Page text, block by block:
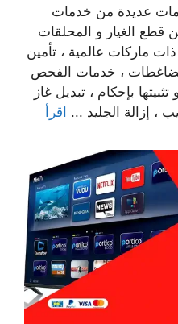
عديدة من خدمات
قطع الغيار و المحلقات
ذات ماركات عالمية ، تأمين
الضاغطات ، خدمات الفحص
بإحكام ، تبديل غاز
، إزالة الجليد ... اقرأ